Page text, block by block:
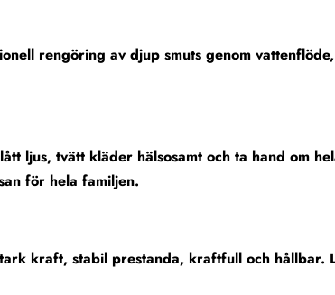
rengöring av djup smuts genom
ljus, tvätt kläder hälsosamt och ta hand om
för hela familjen.
kraft, stabil prestanda, kraftfull och hållbar.